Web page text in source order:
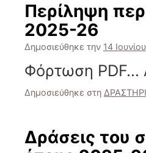
Περίληψη
2025-26
Δημοσιεύθηκε την 14
Φόρτωση PDF…
Δημοσιεύθηκε στη
Δράσεις του